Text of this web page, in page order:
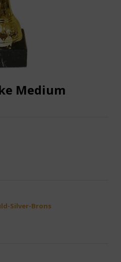
Medium
Silver-Brons